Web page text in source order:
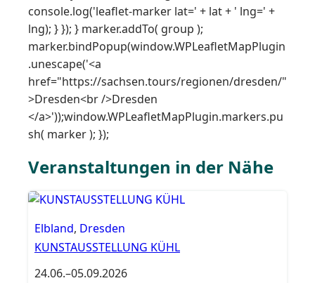
console.log('leaflet-marker lat=' + lat + ' lng=' +
lng); } }); } marker.addTo( group );
marker.bindPopup(window.WPLeafletMapPlugin
.unescape('<a
href="https://sachsen.tours/regionen/dresden/"
>Dresden<br />Dresden
</a>'));window.WPLeafletMapPlugin.markers.pu
sh( marker ); });
Veranstaltungen in der Nähe
Elbland, Dresden
KUNSTAUSSTELLUNG KÜHL
24.06.–05.09.2026